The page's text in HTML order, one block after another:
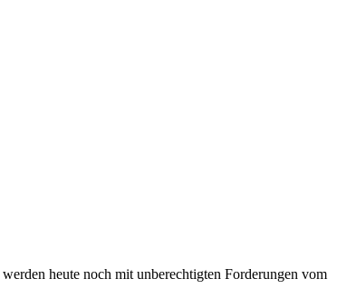
heute noch mit unberechtigten Forderungen vom